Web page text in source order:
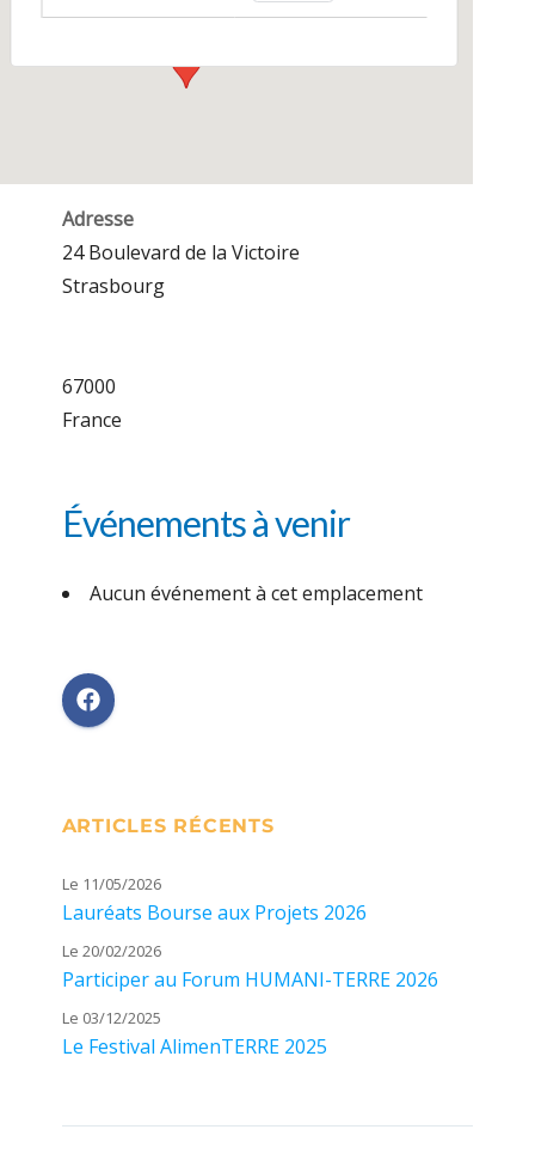
Adresse
24 Boulevard de la Victoire
Strasbourg
67000
France
Événements à venir
Aucun événement à cet emplacement
ARTICLES RÉCENTS
Le 11/05/2026
Lauréats Bourse aux Projets 2026
Le 20/02/2026
Participer au Forum HUMANI-TERRE 2026
Le 03/12/2025
Le Festival AlimenTERRE 2025